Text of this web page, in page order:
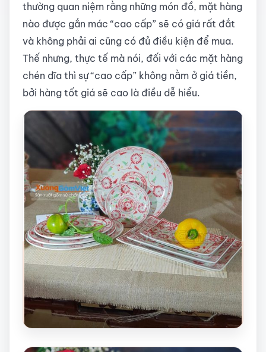
thường quan niệm rằng những món đồ, mặt hàng
nào được gắn mác “cao cấp” sẽ có giá rất đắt
và không phải ai cũng có đủ điều kiện để mua.
Thế nhưng, thực tế mà nói, đối với các mặt hàng
chén dĩa thì sự “cao cấp” không nằm ở giá tiền,
bởi hàng tốt giá sẽ cao là điều dễ hiểu.